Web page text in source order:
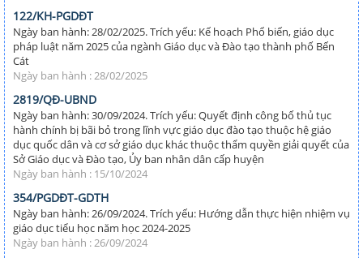
122/KH-PGDĐT
Ngày ban hành: 28/02/2025. Trích yếu: Kế hoạch Phổ biến, giáo dục
pháp luật năm 2025 của ngành Giáo dục và Đào tạo thành phố Bến
Cát
Ngày ban hành : 28/02/2025
2819/QĐ-UBND
Ngày ban hành: 30/09/2024. Trích yếu: Quyết định công bố thủ tục
hành chính bị bãi bỏ trong lĩnh vực giáo dục đào tạo thuộc hệ giáo
dục quốc dân và cơ sở giáo dục khác thuộc thẩm quyền giải quyết của
Sở Giáo dục và Đào tạo, Ủy ban nhân dân cấp huyện
Ngày ban hành : 15/10/2024
354/PGDĐT-GDTH
Ngày ban hành: 26/09/2024. Trích yếu: Hướng dẫn thực hiện nhiệm vụ
giáo dục tiểu học năm học 2024-2025
Ngày ban hành : 26/09/2024